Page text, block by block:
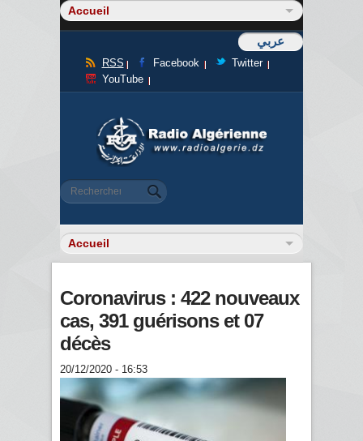
عربي
RSS Facebook
Twitter
YouTube
Formulaire de recherche
Rechercher
Coronavirus : 422 nouveaux
cas, 391 guérisons et 07
décès
20/12/2020 - 16:53